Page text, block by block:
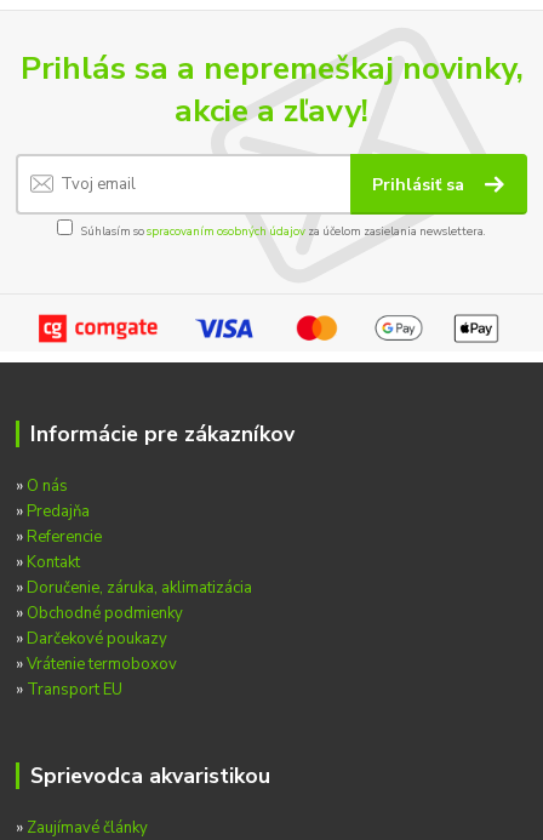
Prihlás sa a nepremeškaj novinky,
akcie a zľavy!
Prihlásiť sa
Súhlasím sospracovaním osobných údajov za účelom zasielania newslettera.
Informácie pre zákazníkov
» O nás
» Predajňa
» Referencie
» Kontakt
» Doručenie, záruka, aklimatizácia
» Obchodné podmienky
» Darčekové poukazy
»Vrátenie termoboxov
» Transport EU
Sprievodca akvaristikou
» Zaujímavé články